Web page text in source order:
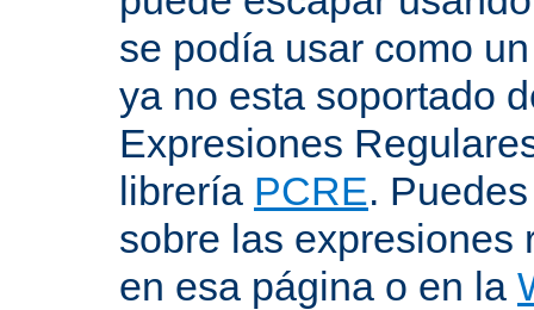
se podía usar como
ya no esta soportado
Expresiones
librería PCRE.
sobre las expresiones
en esa página o en la